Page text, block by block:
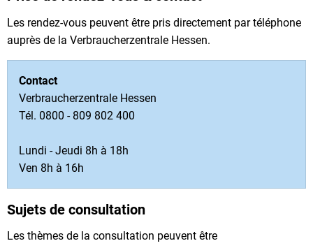
Les rendez-vous peuvent être pris directement par téléphone
auprès de la Verbraucherzentrale Hessen.
Contact
Verbraucherzentrale Hessen
Tél. 0800 - 809 802 400
Lundi - Jeudi 8h à 18h
Ven 8h à 16h
Sujets de consultation
Les thèmes de la consultation peuvent être